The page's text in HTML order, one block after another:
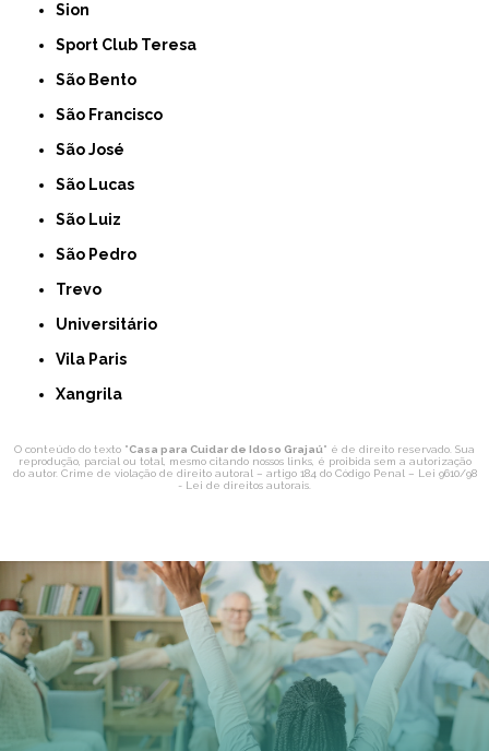
Sion
Sport Club Teresa
São Bento
São Francisco
São José
São Lucas
São Luiz
São Pedro
Trevo
Universitário
Vila Paris
Xangrila
O conteúdo do texto "Casa para Cuidar de Idoso Grajaú" é de direito reservado. Sua
reprodução, parcial ou total, mesmo citando nossos links, é proibida sem a autorização
do autor. Crime de violação de direito autoral – artigo 184 do Código Penal – Lei 9610/98
- Lei de direitos autorais